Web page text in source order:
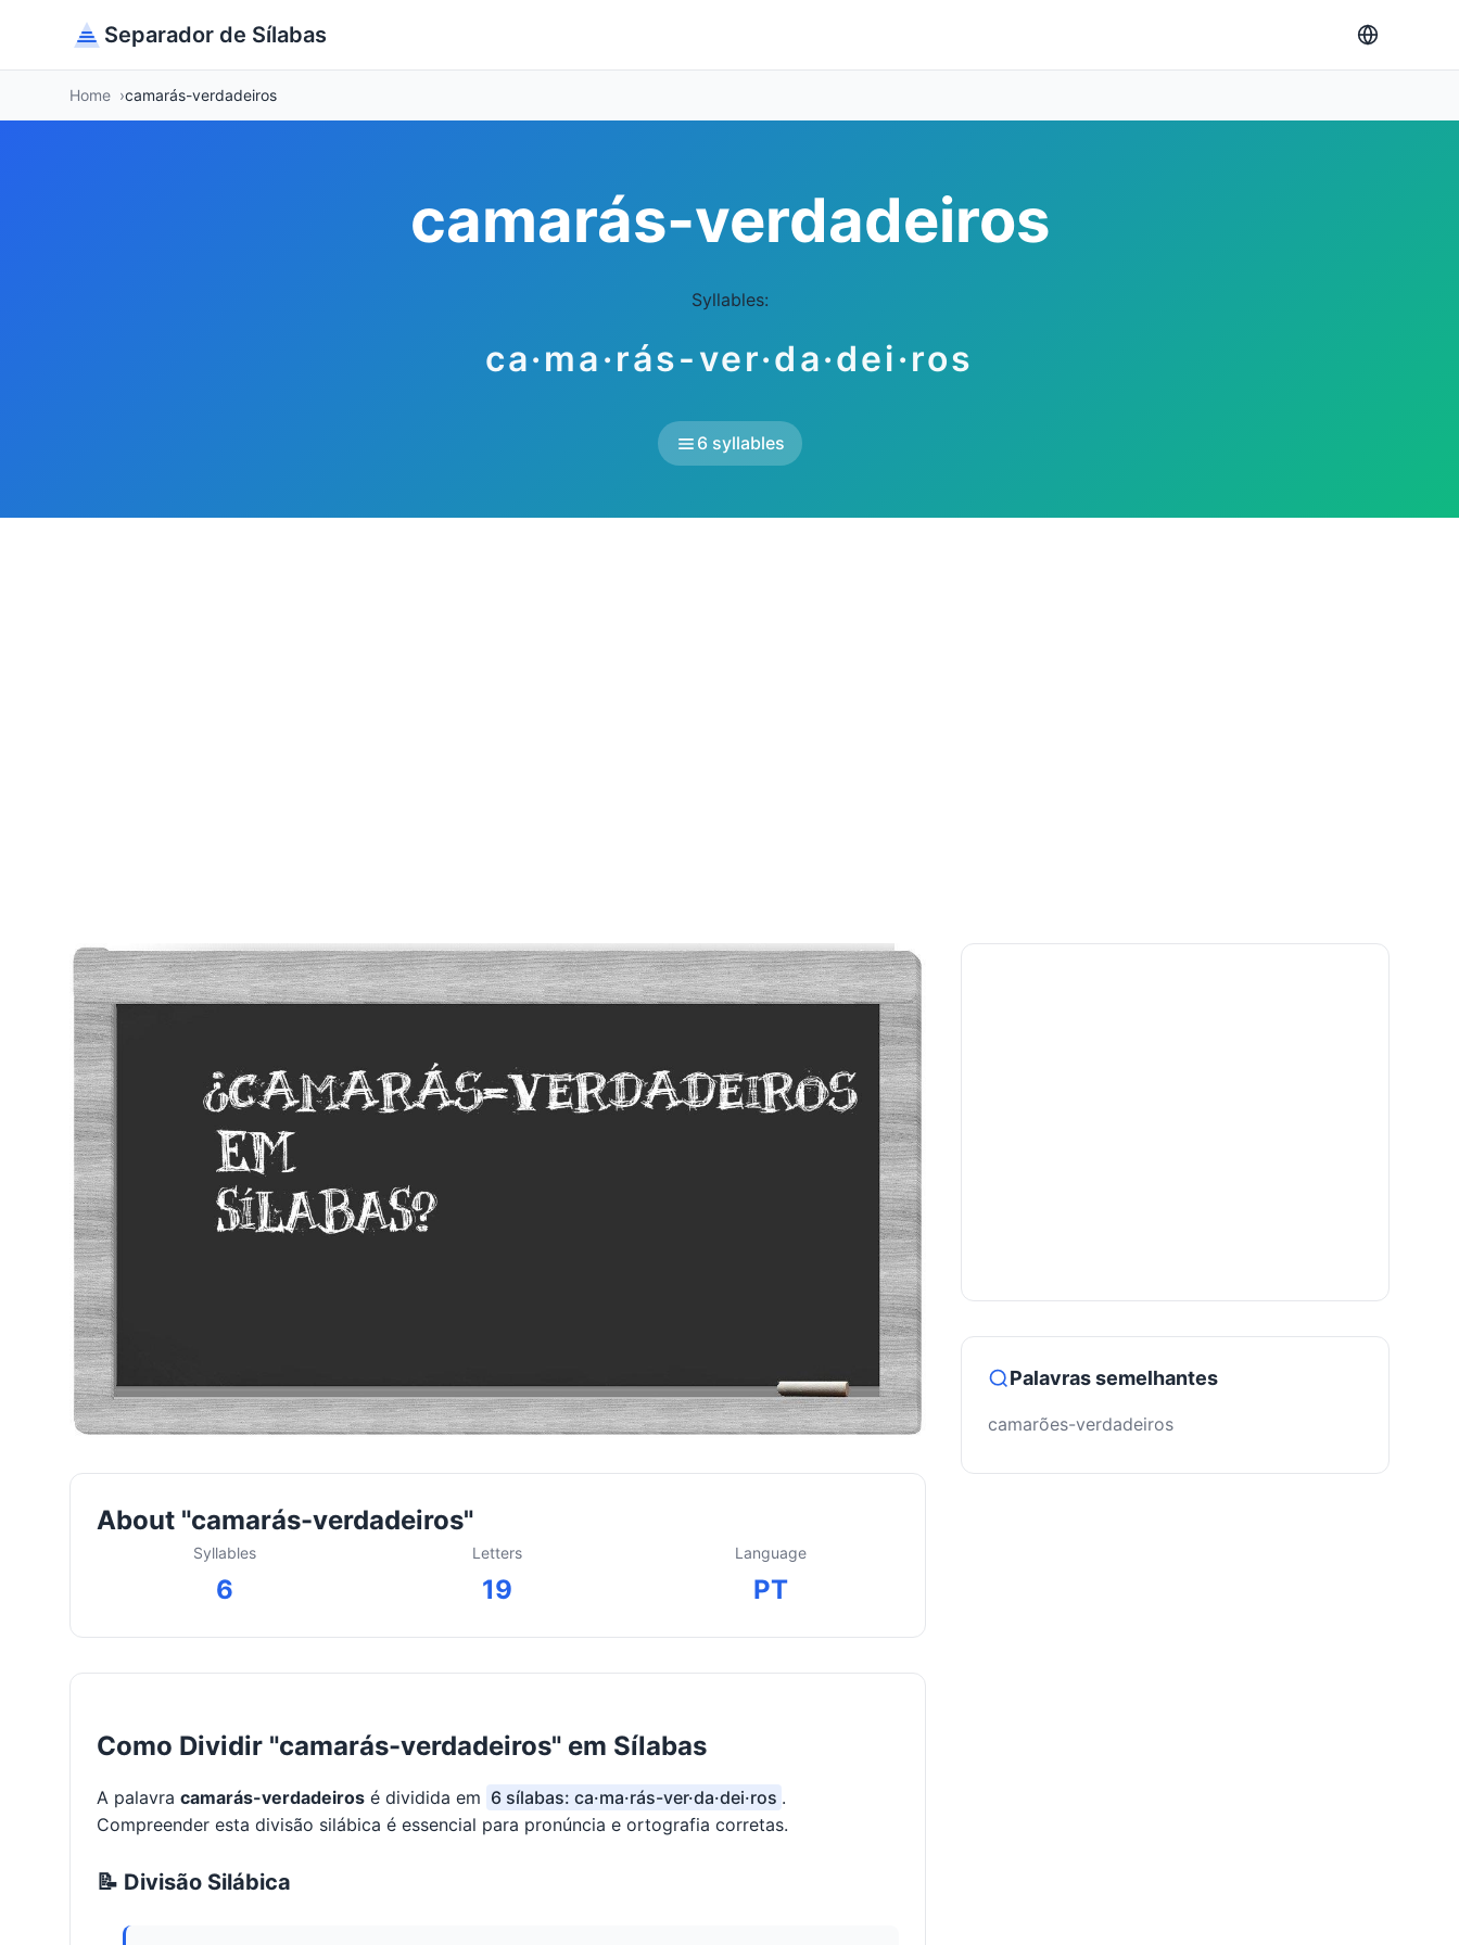
Separador de Sílabas
Home camarás-verdadeiros
camarás-verdadeiros
Syllables:
ca·ma·rás-ver·da·dei·ros
6 syllables
About "camarás-verdadeiros"
Syllables
6
Letters
19
Language
PT
Como Dividir "camarás-verdadeiros" em Sílabas
A palavra camarás-verdadeiros é dividida em 6 sílabas: ca·ma·rás-ver·da·dei·ros .
Compreender esta divisão silábica é essencial para pronúncia e ortografia corretas.
📝 Divisão Silábica
Palavras semelhantes
camarões-verdadeiros